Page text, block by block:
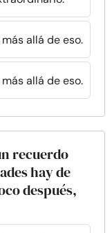
allá de eso.
allá de eso.
recuerdo
hay de
después,